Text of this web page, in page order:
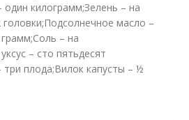
килограмм;Зелень – на
масло –
– на
– сто пятьдесят
три плода;Вилок капусты – ½